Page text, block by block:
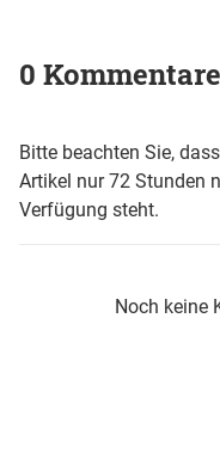
0 Kommentare
Bitte beachten Sie,
Artikel nur 72 Stunden
Verfügung steht.
Noch keine